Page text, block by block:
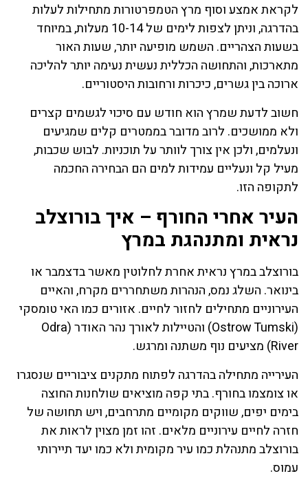
לקראת אמצע וסוף מרץ הטמפרטורות מתחילות לעלות
בהדרגה, וניתן לצפות לימים של 10-14 מעלות, במיוחד
בשעות הצהריים. השמש מופיעה יותר, שעות האור
מתארכות, והתחושה הכללית נעשית נעימה יותר להליכה
ארוכה בין גשרים, כיכרות ורחובות היסטוריים.
חשוב לדעת שמרץ הוא חודש עם סיכוי לגשמים קצרים
ולא ממושכים. לרוב מדובר בממטרים קלים שמגיעים
ונעלמים, ולכן אין צורך לוותר על תוכניות. לבוש שכבות,
מעיל קל ונעליים עמידות למים הם הבחירה החכמה
לתקופה הזו.
העיר אחרי החורף – איך בורוצלב
נראית ומתנהגת במרץ
בורוצלב במרץ נראית אחרת לחלוטין מאשר בדצמבר או
בינואר. השלג נמס, הנהרות משתחררים מקרח, והאיים
העירוניים מתחילים לחזור לחיים. אזורים כמו האי טומסקי
(Ostrow Tumski) והטיילות לאורך נהר האודר (Odra
River) מציעים נוף משתנה ומרגש.
העירייה מתחילה בהדרגה לפתוח מתקנים ציבוריים שנסגרו
או צומצמו בחורף. בתי קפה מוציאים שולחנות החוצה
בימים יפים, שווקים מקומיים מתרחבים, ויש תחושה של
חזרה לחיים עירוניים מלאים. זהו זמן מצוין לראות את
בורוצלב מתנהלת כמו עיר מקומית ולא כמו יעד תיירותי
עמוס.